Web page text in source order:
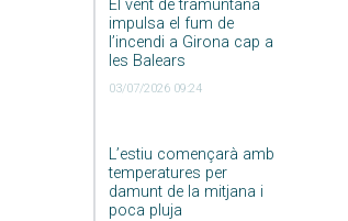
El vent de tramuntana
impulsa el fum de
l’incendi a Girona cap a
les Balears
03/07/2026 09:24
L’estiu començarà amb
temperatures per
damunt de la mitjana i
poca pluja